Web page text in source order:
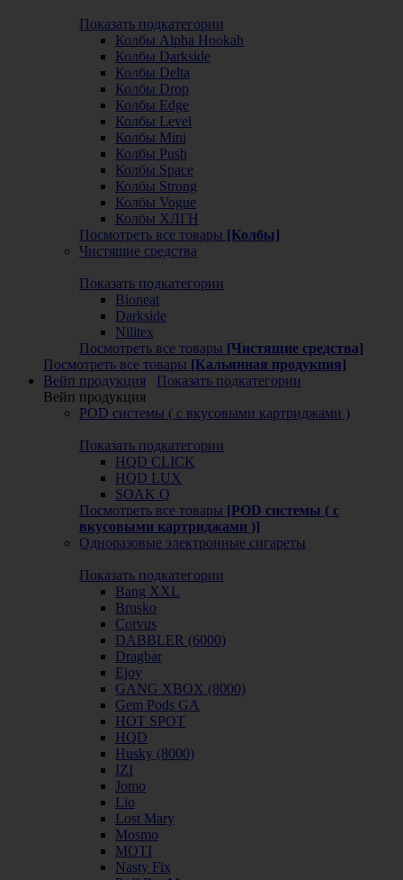
Показать подкатегории
Колбы Alpha Hookah
Колбы Darkside
Колбы Delta
Колбы Drop
Колбы Edge
Колбы Level
Колбы Mini
Колбы Push
Колбы Space
Колбы Strong
Колбы Vogue
Колбы ХЛГН
Посмотреть все товары [Колбы]
Чистящие средства
Показать подкатегории
Bioneat
Darkside
Nilitex
Посмотреть все товары [Чистящие средства]
Посмотреть все товары [Кальянная продукция]
Вейп продукция
Показать подкатегории
Вейп продукция
POD системы ( с вкусовыми картриджами )
Показать подкатегории
HQD CLICK
HQD LUX
SOAK Q
Посмотреть все товары [POD системы ( с
вкусовыми картриджами )]
Одноразовые электронные сигареты
Показать подкатегории
Bang XXL
Brusko
Corvus
DABBLER (6000)
Dragbar
Ejoy
GANG XBOX (8000)
Gem Pods GA
HOT SPOT
HQD
Husky (8000)
IZI
Jomo
Lio
Lost Mary
Mosmo
MOTI
Nasty Fix